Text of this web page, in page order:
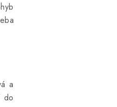
a
do